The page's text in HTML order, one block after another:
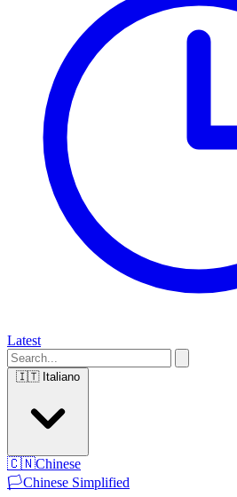
Latest
🇮🇹 Italiano
🇨🇳Chinese
🏳️Chinese Simplified